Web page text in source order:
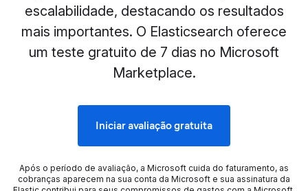
escalabilidade, destacando os resultados
mais importantes. O Elasticsearch oferece
um teste gratuito de 7 dias no Microsoft
Marketplace.
Iniciar avaliação gratuita
Após o período de avaliação, a Microsoft cuida do faturamento, as
cobranças aparecem na sua conta da Microsoft e sua assinatura da